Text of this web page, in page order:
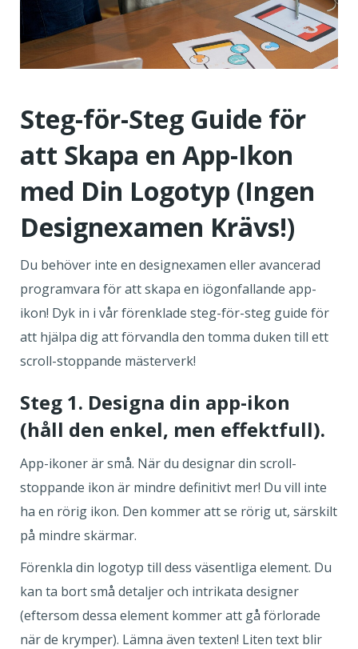
Steg-för-Steg Guide för
att Skapa en App-Ikon
med Din Logotyp (Ingen
Designexamen Krävs!)
Du behöver inte en designexamen eller avancerad
programvara för att skapa en iögonfallande app-
ikon! Dyk in i vår förenklade steg-för-steg guide för
att hjälpa dig att förvandla den tomma duken till ett
scroll-stoppande mästerverk!
Steg 1. Designa din app-ikon
(håll den enkel, men effektfull).
App-ikoner är små. När du designar din scroll-
stoppande ikon är mindre definitivt mer! Du vill inte
ha en rörig ikon. Den kommer att se rörig ut, särskilt
på mindre skärmar.
Förenkla din logotyp till dess väsentliga element. Du
kan ta bort små detaljer och intrikata designer
(eftersom dessa element kommer att gå förlorade
när de krymper). Lämna även texten! Liten text blir